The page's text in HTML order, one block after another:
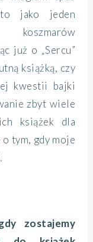
jako jeden
już o „Sercu”
książką, czy
kwestii bajki
zbyt wiele
książek dla
o tym, gdy moje
zostajemy